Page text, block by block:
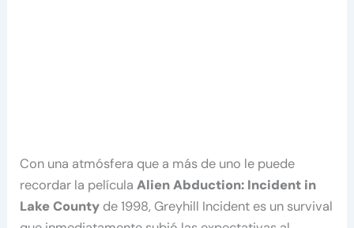
Con una atmósfera que a más de uno le puede
recordar la películaAlien Abduction: Incident in
Lake County de 1998, Greyhill Incident es un survival